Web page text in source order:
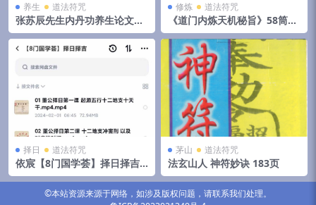
养生 道法符咒
张苏辰先生内丹功养生论文集
（26篇版）204页
修炼 道法符咒
《道门内炼天机秘旨》58筒子
页
择日 道法符咒
依宸【8门国学荟】择日择吉 6
集
茅山 道法符咒
法玄山人 神符妙诀 183页
©本站资源来源于网络，如涉及版权问题，请联系我们处理。